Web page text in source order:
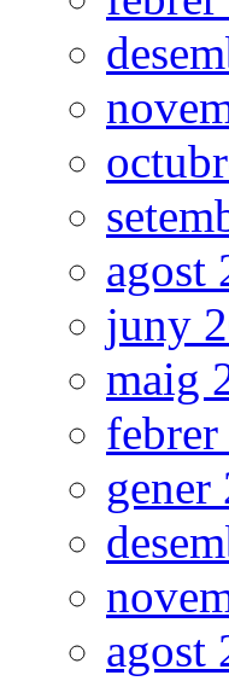
agost
juny
maig
gener
agost